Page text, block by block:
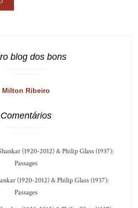
blog dos bons
Milton Ribeiro
Comentários
(1920-2012) & Philip Glass (1937):
Passages
(1920-2012) & Philip Glass (1937):
Passages